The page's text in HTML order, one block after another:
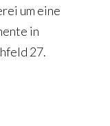
um eine
in
27.